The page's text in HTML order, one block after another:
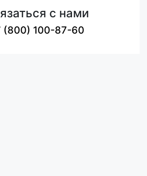
с нами
(800) 100-87-60